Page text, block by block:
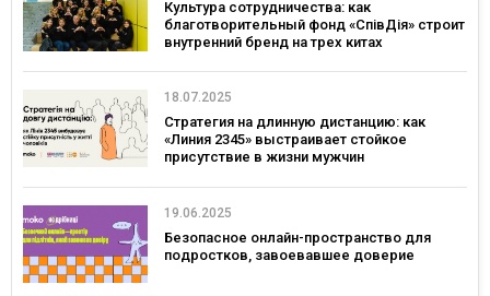
Культура сотрудничества: как
благотворительный фонд «СпівДія» строит
внутренний бренд на трех китах
18.07.2025
Стратегия на длинную дистанцию: как
«Линия 2345» выстраивает стойкое
присутствие в жизни мужчин
19.06.2025
Безопасное онлайн-пространство для
подростков, завоевавшее доверие